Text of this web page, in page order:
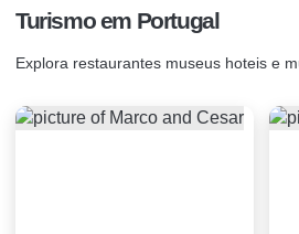
Turismo em Portugal
Explora restaurantes museus hoteis e